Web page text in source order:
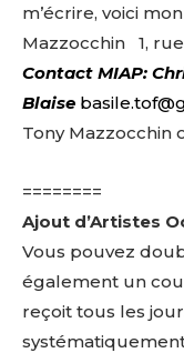
m’écrire, voici
Mazzocchin 1, rue
Contact MIAP:
Blaise
Tony Mazzocchin
========
Ajout d’Artistes
Vous pouvez
également un
reçoit tous les